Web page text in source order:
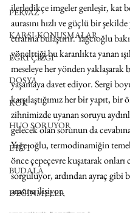
PERVAZ
KARŞI-KONUŞMALAR
EĞRİ ÇİZGİ
DOSYA
KÖK
HUO SORUYOR
ETÜT
BUDALA
DEĞİNMELER
ilerledikçe imgeler genleşir, kat
aurasını hızlı ve güçlü bir
etrafına bulaştırır. Yağcıoğlu
yönelttiği bu karanlıkta yanan
meseleye her yönden yaklaşarak
yaşamaya davet ediyor. Sergi
karşılaştığımız her bir yapıt, bir
zihnimizde uyanan soruyu
gelecek olan sorunun da
Yağcıoğlu, termodinamiğin temel
önce çepeçevre kuşatarak onları
sorguluyor, ardından ayraç gibi
arasına ilişiyor.